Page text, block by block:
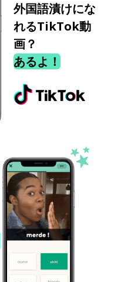
外国語漬けにな
れるTikTok動
画？
あるよ！